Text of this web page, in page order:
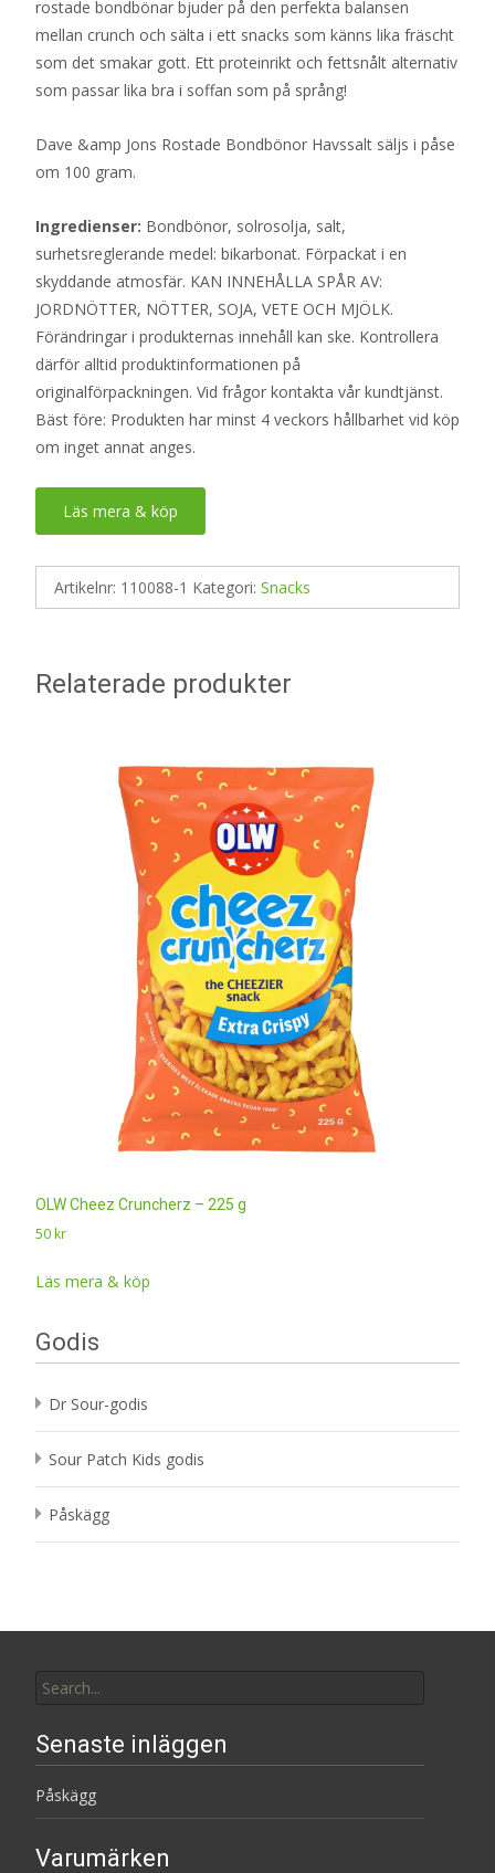
rostade bondbönar bjuder på den perfekta balansen
mellan crunch och sälta i ett snacks som känns lika fräscht
som det smakar gott. Ett proteinrikt och fettsnålt alternativ
som passar lika bra i soffan som på språng!
Dave &amp Jons Rostade Bondbönor Havssalt säljs i påse
om 100 gram.
Ingredienser: Bondbönor, solrosolja, salt,
surhetsreglerande medel: bikarbonat. Förpackat i en
skyddande atmosfär. KAN INNEHÅLLA SPÅR AV:
JORDNÖTTER, NÖTTER, SOJA, VETE OCH MJÖLK.
Förändringar i produkternas innehåll kan ske. Kontrollera
därför alltid produktinformationen på
originalförpackningen. Vid frågor kontakta vår kundtjänst.
Bäst före: Produkten har minst 4 veckors hållbarhet vid köp
om inget annat anges.
Läs mera & köp
Artikelnr: 110088-1 Kategori: Snacks
Relaterade produkter
OLW Cheez Cruncherz – 225 g
50 kr
Läs mera & köp
Godis
Dr Sour-godis
Sour Patch Kids godis
Påskägg
for:
Senaste inläggen
Påskägg
Varumärken